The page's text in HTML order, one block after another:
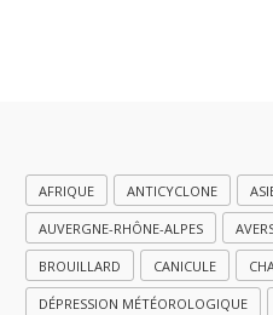
AFRIQUE ANTICYCLONE
AUVERGNE-RHÔNE-ALPES
BROUILLARD CANICULE
DÉPRESSION MÉTÉOROLOGIQUE